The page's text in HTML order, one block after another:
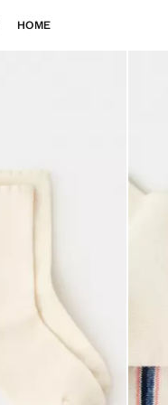
HOME